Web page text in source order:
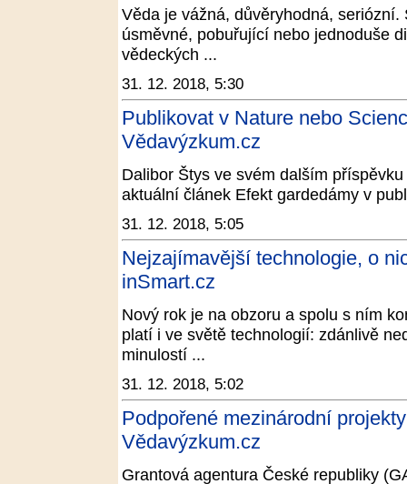
Věda je vážná, důvěryhodná,
úsměvné, pobuřující nebo jednoduše
vědeckých ...
31. 12. 2018, 5:30
Publikovat v Nature nebo
Vědavýzkum.cz
Dalibor Štys ve svém dalším
aktuální článek Efekt gardedámy v
31. 12. 2018, 5:05
Nejzajímavější technologie, o
inSmart.cz
Nový rok je na obzoru a spolu s ním
platí i ve světě technologií: zdánlivě
minulostí ...
31. 12. 2018, 5:02
Podpořené mezinárodní
Vědavýzkum.cz
Grantová agentura České republiky